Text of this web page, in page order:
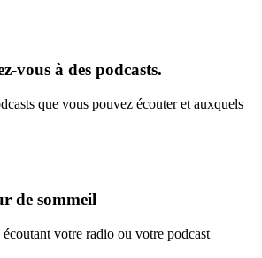
vous à des podcasts.
que vous pouvez écouter et auxquels
de sommeil
votre radio ou votre podcast